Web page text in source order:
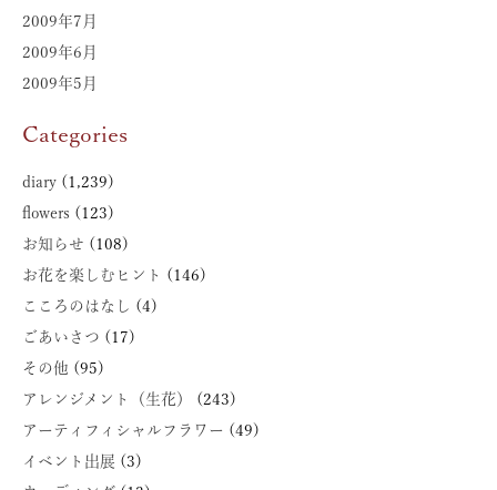
2009年7月
2009年6月
2009年5月
Categories
diary (1,239)
flowers (123)
お知らせ (108)
お花を楽しむヒント
(146)
こころのはなし (4)
ごあいさつ (17)
その他 (95)
アレンジメント（生花）
(243)
アーティフィシャルフラワー (49)
イベント出展 (3)